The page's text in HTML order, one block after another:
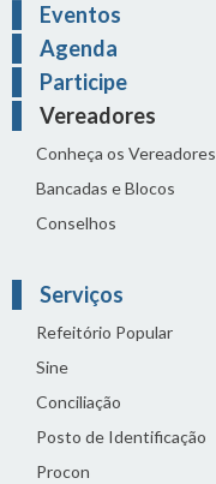
Eventos
Agenda
Participe
Vereadores
Conheça os Vereadores
Bancadas e Blocos
Conselhos
Serviços
Refeitório Popular
Sine
Conciliação
Posto de Identificação
Procon